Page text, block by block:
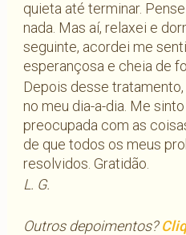
quieta até terminar.
nada. Mas aí, relaxei e
seguinte, acordei me
esperançosa e cheia de
Depois desse
no meu dia-a-dia. Me
preocupada com as
de que todos os meus
resolvidos. Gratidão.
L. G.
Outros depoimentos?